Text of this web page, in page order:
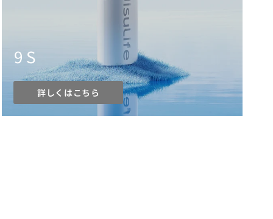
9 S
詳しくはこちら